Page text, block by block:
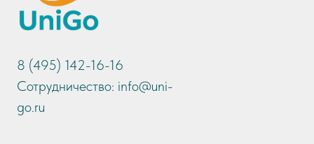
8 (495) 142-16-16
Сотрудничество: info@uni-
go.ru